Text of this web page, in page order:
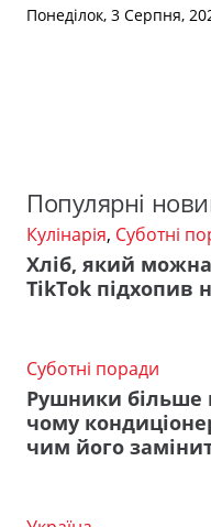
Понеділок, 3 Серпня,
Популярні
Кулінарія, Суботні
Хліб, який
TikTok підхопив
Суботні поради
Рушники більше
чому
чим його